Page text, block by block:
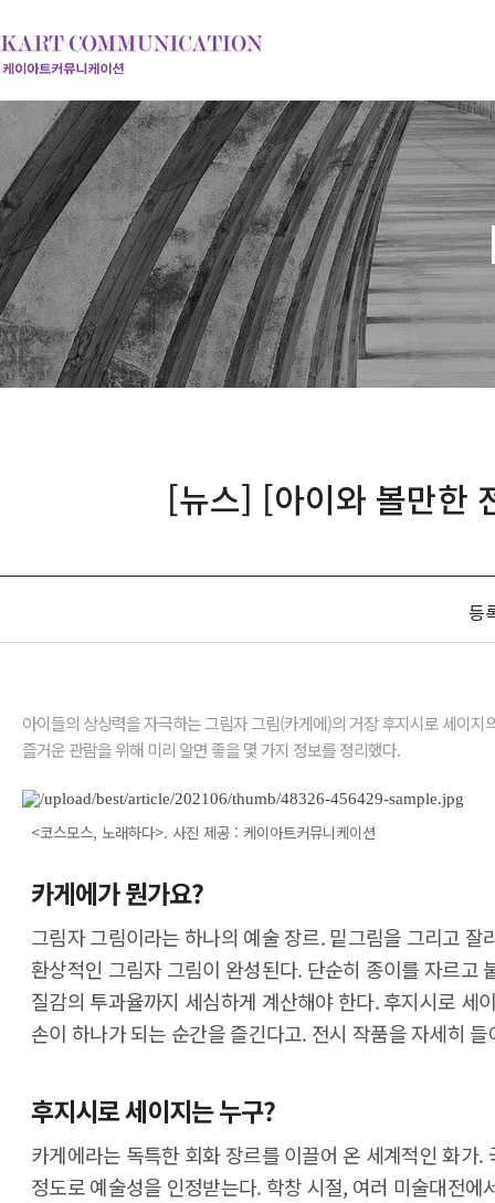
[뉴스] [아이와 볼만한
등
아이들의 상상력을 자극하는 그림자 그림(카게에)의 거장 후지시로 세이
즐거운 관람을 위해 미리 알면 좋을 몇 가지 정보를 정리했다.
<코스모스, 노래하다>. 사진 제공 : 케이아트커뮤니케이션
카게에가 뭔가요?
그림자 그림이라는 하나의 예술 장르. 밑그림을 그리고
환상적인 그림자 그림이 완성된다. 단순히 종이를 자르고
질감의 투과율까지 세심하게 계산해야 한다. 후지시로 세
손이 하나가 되는 순간을 즐긴다고. 전시 작품을 자세히
후지시로 세이지는 누구?
카게에라는 독특한 회화 장르를 이끌어 온 세계적인 화
정도로 예술성을 인정받는다. 학창 시절, 여러 미술대전